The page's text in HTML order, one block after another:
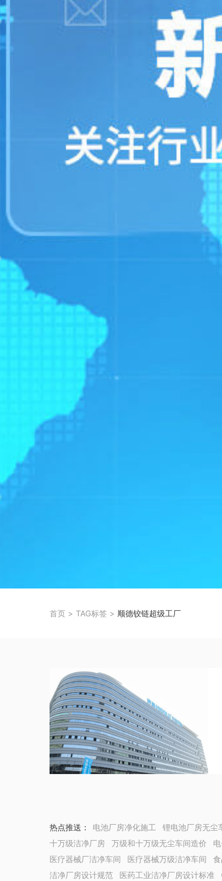
首页 > TAG标签 > 顺德铰链超级工厂
热点推送： 电池厂房净化施工
锂电池厂房无尘
十万级洁净厂房
万级和十万级无尘车间造价
医疗器械厂洁净车间
医疗器械万级洁净车间
洁净厂房设计规范
医药工业洁净厂房设计标准